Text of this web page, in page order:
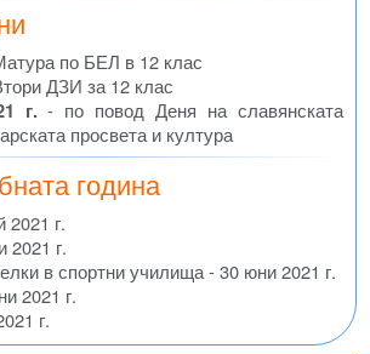
по БЕЛ в 12 клас
ДЗИ за 12 клас
г.- по повод Деня на славянската
просвета и култура
година
2021 г.
2021 г.
в спортни училища - 30 юни 2021 г.
2021 г.
г.